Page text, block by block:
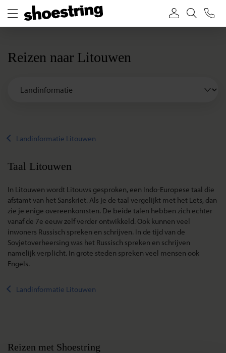
Reizen naar Litouwen
Landinformatie Litouwen
Taal Litouwen
In Litouwen wordt Litouws gesproken, een Indo-Europese taal die
afstamt van het Sanskriet. Als je de taal vergelijkt met het Lets, dan
zie je enige overeenkomsten. De beide talen hebben zich echter
vanaf de 7e eeuw zelf verder ontwikkeld. Ook kunnen veel
inwoners Russisch spreken en schrijven. In de tijd van de
Sovjetoverheersing was het Russisch spreken en schrijven
namelijk verplicht. In grote steden spreken veel mensen ook
Engels.
Landinformatie Litouwen
Reizen met Shoestring